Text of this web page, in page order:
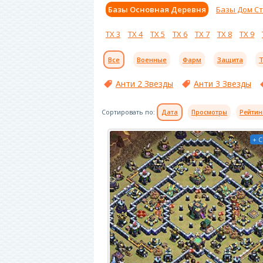
Базы Основная Деревня Базы Дом
ТХ 3 ТХ 4 ТХ 5 ТХ 6 ТХ 7 ТХ 8 ТХ 9
Все Военные Фарм Защита
Анти 2 Звезды Анти 3 Звезды
Сортировать по: Дата Просмотры
+